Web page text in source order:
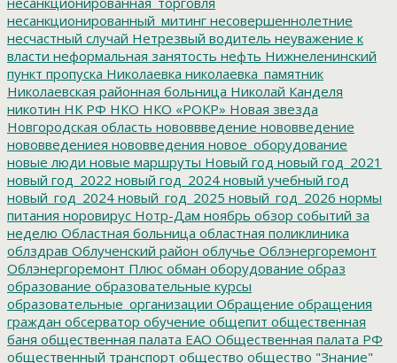
несанкционированный_митинг несовершеннолетние
несчастный случай Нетрезвый водитель неуважение к
власти неформальная занятость нефть Нижнеленинский
пункт пропуска Николаевка николаевка_памятник
Николаевская районная больница Николай Канделя
никотин НК РФ НКО НКО «РОКР» Новая звезда
Новгородская область нововвведение нововведение
нововведениея нововведения новое_оборудование
новые люди новые маршруты Новый год новый год_2021
новый год_2022 новый год_2024 новый учебный год
новый_год_2024 новый_год_2025 новый_год_2026 нормы
питания норовирус Нотр-Дам ноябрь обзор событий за
неделю Областная больница областная поликлиника
облздрав Облученский район облучье Облэнергоремонт
Облэнергоремонт Плюс обман оборудование образ
образование образовательные курсы
образовательные_организации Обращение обращения
граждан обсерватор обучение общепит общественная
баня общественная палата ЕАО Общественная палата РФ
общественный транспорт общество общество "Знание"